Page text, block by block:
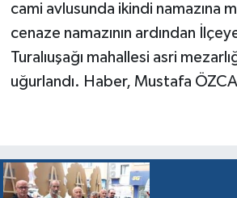
cami avlusunda ikindi namazına
cenaze namazının ardından
Turalıuşağı mahallesi asri
uğurlandı. Haber, Mustafa